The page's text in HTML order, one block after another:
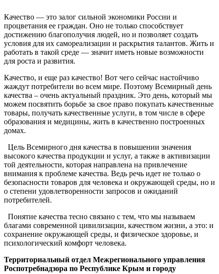
Качество — это залог сильной экономики России и
процветания ее граждан. Оно не только способствует
достижению благополучия людей, но и позволяет создать
условия для их самореализации и раскрытия талантов. Жить и
работать в такой среде — значит иметь новые возможности
для роста и развития.
Качество, и еще раз качество! Вот чего сейчас настойчиво
жаждут потребители во всем мире. Поэтому Всемирный день
качества – очень актуальный праздник. Это день, который мы
можем посвятить борьбе за свое право покупать качественные
товары, получать качественные услуги, в том числе в сфере
образования и медицины, жить в качественно построенных
домах.
Цель Всемирного дня качества в повышении значения
высокого качества продукции и услуг, а также в активизации
той деятельности, которая направлена на привлечение
внимания к проблеме качества. Ведь речь идет не только о
безопасности товаров для человека и окружающей среды, но и
о степени удовлетворенности запросов и ожиданий
потребителей.
Понятие качества тесно связано с тем, что мы называем
благами современной цивилизации, качеством жизни, а это: и
сохранение окружающей среды, и физическое здоровье, и
психологический комфорт человека.
Территориальный отдел Межрегионального управления
Роспотребнадзора по Республике Крым и городу